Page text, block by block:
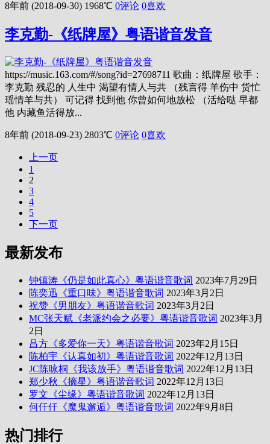
8年前 (2018-09-30) 1968℃ 0评论 0喜欢
李克勤-《纸牌屋》粤语谐音发音
https://music.163.com/#/song?id=27698711 歌曲：纸牌屋 歌手：
李克勤 残忍的 人生中 渴望有情人与共 （残言得 羊伤中 货忙
瑶情羊与共） 可记得 找到他 你曾如何地放松 （活给哒 早都
他 内藏鱼活得放...
8年前 (2018-09-23) 2803℃ 0评论 0喜欢
上一页
1
2
3
4
5
下一页
最新发布
钟镇涛《仍是如此真心》粤语谐音歌词 2023年7月29日
陈奕迅《重口味》粤语谐音歌词 2023年3月2日
祝赞《男朋友》粤语谐音歌词 2023年3月2日
MC张天赋《老派约会之必要》粤语谐音歌词 2023年3月
2日
吕方《多爱你一天》粤语谐音歌词 2023年2月15日
陈柏宇《认真如初》粤语谐音歌词 2022年12月13日
JC陈咏桐《我该放手》粤语谐音歌词 2022年12月13日
郑少秋《摘星》粤语谐音歌词 2022年12月13日
罗文《尘缘》粤语谐音歌词 2022年12月13日
何仟仟《魔鬼邂逅》粤语谐音歌词 2022年9月8日
热门排行